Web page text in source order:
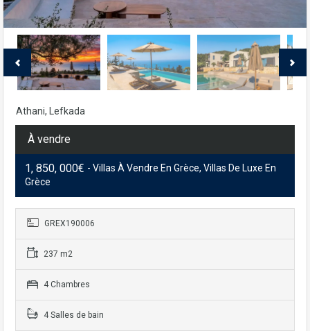
Athani, Lefkada
À vendre
1, 850, 000€ - Villas À Vendre En Grèce, Villas De Luxe En
Grèce
GREX190006
237 m2
4 Chambres
4 Salles de bain